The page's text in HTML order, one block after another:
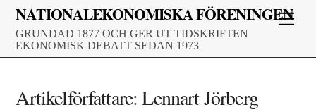
Skip
content
NATIONALEKONOMISKA FÖRENINGEN
GRUNDAD 1877 OCH GER UT TIDSKRIFTEN
EKONOMISK DEBATT SEDAN 1973
Artikelförfattare:Lennart Jörberg